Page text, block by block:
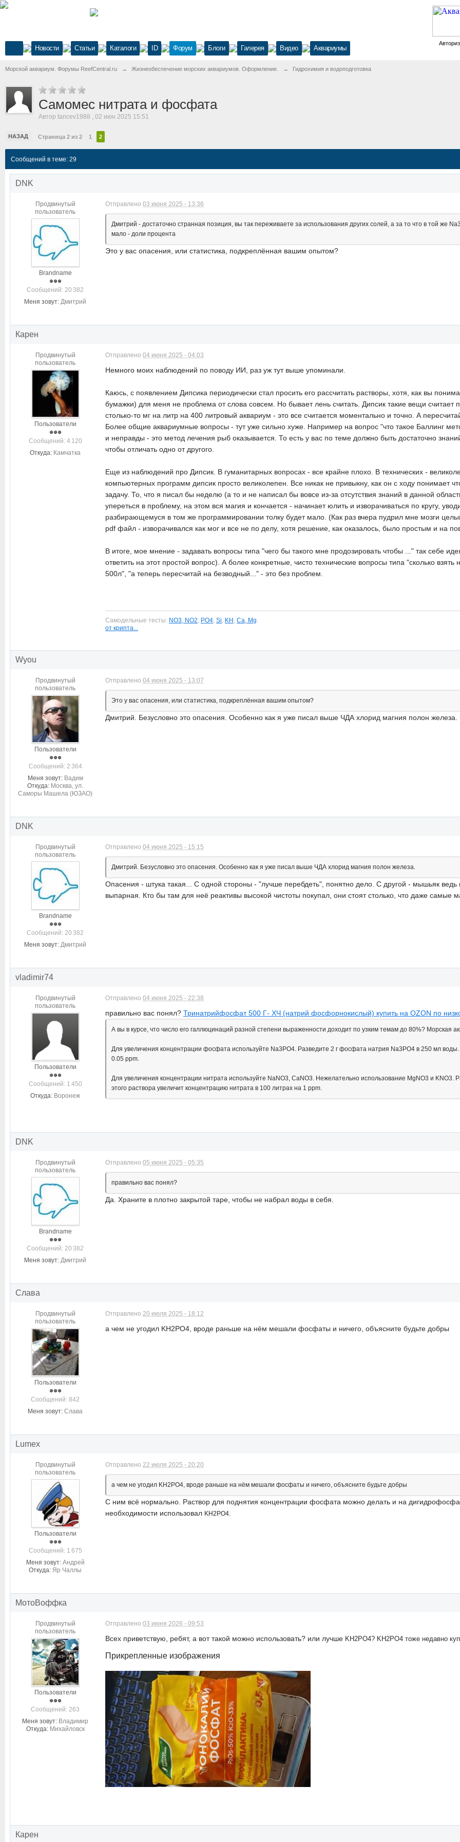
Новости Статьи Каталоги ID Форум Блоги Галерея Видео Аквариумы
Морской аквариум. Форумы ReefCentral.ru → Жизнеобеспечение морских аквариумов. Оформление. → Гидрохимия и водоподготовка
Самомес нитрата и фосфата
Автор tancev1988 , 02 июн 2025 15:51
НАЗАД Страница 2 из 2 1 2
Сообщений в теме: 29
DNK
Продвинутый
пользователь
Brandname
Cообщений: 20 382
Меня зовут: Дмитрий
Отправлено 03 июня 2025 - 13:36
Дмитрий - достаточно странная позиция, вы так переживаете за использования других солей, а за то что в той же
мало - доли процента
Это у вас опасения, или статистика, подкреплённая вашим опытом?
Карен
Продвинутый
пользователь
Пользователи
Cообщений: 4 120
Откуда: Камчатка
Отправлено 04 июня 2025 - 04:03
Немного моих наблюдений по поводу ИИ, раз уж тут выше упоминали.
Каюсь, с появлением Дипсика периодически стал просить его рассчитать растворы, хотя, как вы
бумажки) для меня не проблема от слова совсем. Но бывает лень считать. Дипсик такие вещи считает
столько-то мг на литр на 400 литровый аквариум - это все считается моментально и точно. А
Более общие аквариумные вопросы - тут уже сильно хуже. Например на вопрос "что такое Баллинг
и неправды - это метод лечения рыб оказывается. То есть у вас по теме должно быть достаточно
чтобы отличать одно от другого.
Еще из наблюдений про Дипсик. В гуманитарных вопросах - все крайне плохо. В технических -
компьютерных программ дипсик просто великолепен. Все никак не привыкну, как он с ходу понимает
задачу. То, что я писал бы неделю (а то и не написал бы вовсе из-за отсутствия знаний в данной
упереться в проблему, на этом вся магия и кончается - начинает юлить и изворачиваться по кругу,
разбирающемуся в том же программировании толку будет мало. (Как раз вчера пудрил мне мозги
pdf файл - изворачивался как мог и все не по делу, хотя решение, как оказалось, было простым и на
В итоге, мое мнение - задавать вопросы типа "чего бы такого мне продозировать чтобы ..." так себе
ответить на этот простой вопрос). А более конкретные, чисто технические вопросы типа "сколько
500л", "а теперь пересчитай на безводный..." - это без проблем.
Самодельные тесты: NO3, NO2 PO4 Si KH Ca, Mg
от крипта...
Wyou
Продвинутый
пользователь
Пользователи
Cообщений: 2 364
Меня зовут: Вадим
Откуда: Москва, ул.
Саморы Машела (ЮЗАО)
Отправлено 04 июня 2025 - 13:07
Это у вас опасения, или статистика, подкреплённая вашим опытом?
Дмитрий. Безусловно это опасения. Особенно как я уже писал выше ЧДА хлорид магния полон железа.
DNK
Продвинутый
пользователь
Brandname
Cообщений: 20 382
Меня зовут: Дмитрий
Отправлено 04 июня 2025 - 15:15
Дмитрий. Безусловно это опасения. Особенно как я уже писал выше ЧДА хлорид магния полон железа.
Опасения - штука такая... С одной стороны - "лучше перебдеть", понятно дело. С другой - мышьяк
выпарная. Кто бы там для неё реактивы высокой чистоты покупал, они стоят столько, что даже самые
vladimir74
Продвинутый
пользователь
Пользователи
Cообщений: 1 450
Откуда: Воронеж
Отправлено 04 июня 2025 - 22:38
правильно вас понял? Тринатрийфосфат 500 Г- ХЧ (натрий фосфорнокислый) купить на OZON по
А вы в курсе, что число его галлюцинаций разной степени выраженности доходит по узким темам до 80%? Морская
Для увеличения концентрации фосфата используйте Na3PO4. Разведите 2 г фосфата натрия Na3PO4 в 250 мл
0.05 ppm.
Для увеличения концентрации нитрата используйте NaNO3, CaNO3. Нежелательно использование MgNO3 и
этого раствора увеличит концентрацию нитрата в 100 литрах на 1 ppm.
DNK
Продвинутый
пользователь
Brandname
Cообщений: 20 382
Меня зовут: Дмитрий
Отправлено 05 июня 2025 - 05:35
правильно вас понял?
Да. Храните в плотно закрытой таре, чтобы не набрал воды в себя.
Слава
Продвинутый
пользователь
Пользователи
Cообщений: 842
Меня зовут: Слава
Отправлено 20 июля 2025 - 18:12
а чем не угодил KH2PO4, вроде раньше на нём мешали фосфаты и ничего, объясните будьте добры
Lumex
Продвинутый
пользователь
Пользователи
Cообщений: 1 675
Меня зовут: Андрей
Откуда: Яр Чаллы
Отправлено 22 июля 2025 - 20:20
а чем не угодил KH2PO4, вроде раньше на нём мешали фосфаты и ничего, объясните будьте добры
С ним всё нормально. Раствор для поднятия концентрации фосфата можно делать и на
необходимости использовал KH2PO4.
МотоВоффка
Продвинутый
пользователь
Пользователи
Cообщений: 263
Меня зовут: Владимир
Откуда: Михайловск
Отправлено 03 июня 2026 - 09:53
Всех приветствую, ребят, а вот такой можно использовать? или лучше KH2PO4? KH2PO4 тоже недавно
Прикрепленные изображения
Карен